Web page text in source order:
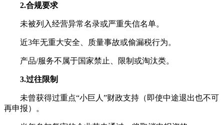
2.合规要求
未被列入经营异常名录或严重失信名单。
近3年无重大安全、质量事故或偷漏税行为。
产品/服务不属于国家禁止、限制或淘汰类。
3.过往限制
未曾获得过重点“小巨人”财政支持（即使中途退出也不可
再申报）。